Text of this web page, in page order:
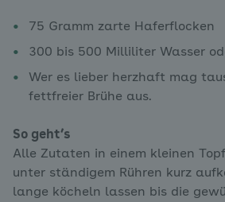
75 Gramm zarte Haferflocken
300 bis 500 Milliliter Wasser
Wer es lieber herzhaft mag
fettfreier Brühe aus.
So geht’s
Alle Zutaten in einem kleinen
unter ständigem Rühren kurz
lange köcheln lassen bis die